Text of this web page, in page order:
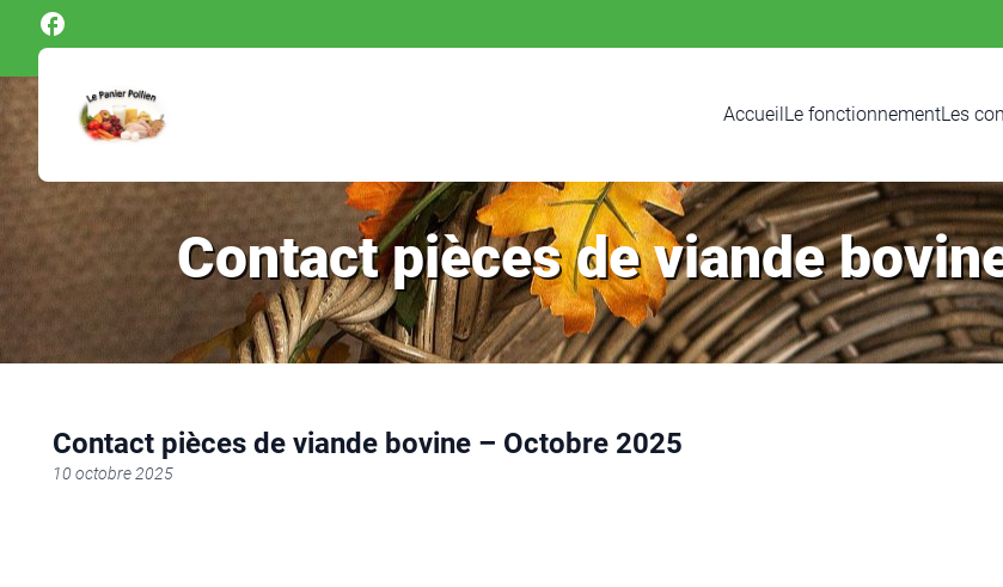
AccueilLe fonctionnementLes
Contact pièces de viande
Contact pièces de viande bovine – Octobre 2025
10 octobre 2025
Panneau de gestion des cookies